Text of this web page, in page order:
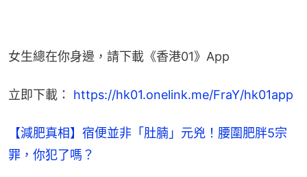
女生總在你身邊，請下載《香港01》App
立即下載： https://hk01.onelink.me/FraY/hk01app
【減肥真相】宿便並非「肚腩」元兇！腰圍肥胖5宗
罪，你犯了嗎？